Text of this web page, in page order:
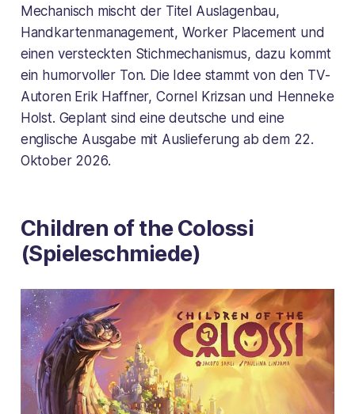
Mechanisch mischt der Titel Auslagenbau,
Handkartenmanagement, Worker Placement und
einen versteckten Stichmechanismus, dazu kommt
ein humorvoller Ton. Die Idee stammt von den TV-
Autoren Erik Haffner, Cornel Krizsan und Henneke
Holst. Geplant sind eine deutsche und eine
englische Ausgabe mit Auslieferung ab dem 22.
Oktober 2026.
Children of the Colossi
(Spieleschmiede)